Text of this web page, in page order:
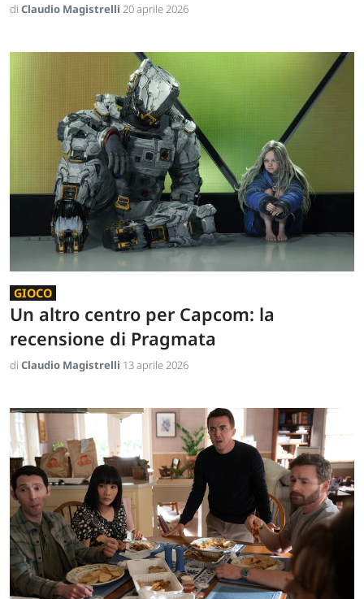
di Claudio Magistrelli 20 aprile 2026
GIOCO
Un altro centro per Capcom: la
recensione di Pragmata
di Claudio Magistrelli 13 aprile 2026